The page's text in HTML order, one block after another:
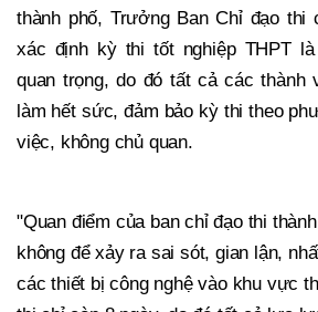
thành phố, Trưởng Ban Chỉ đạo thi
xác định kỳ thi tốt nghiệp THPT
quan trọng, do đó tất cả các thành
làm hết sức, đảm bảo kỳ thi theo
việc, không chủ quan.
"Quan điểm của ban chỉ đạo thi
không để xảy ra sai sót, gian lận,
các thiết bị công nghệ vào khu vực